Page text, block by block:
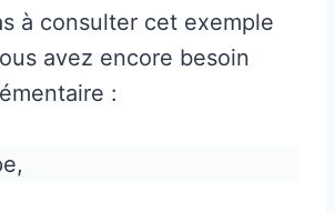
à consulter cet exemple
avez encore besoin
: